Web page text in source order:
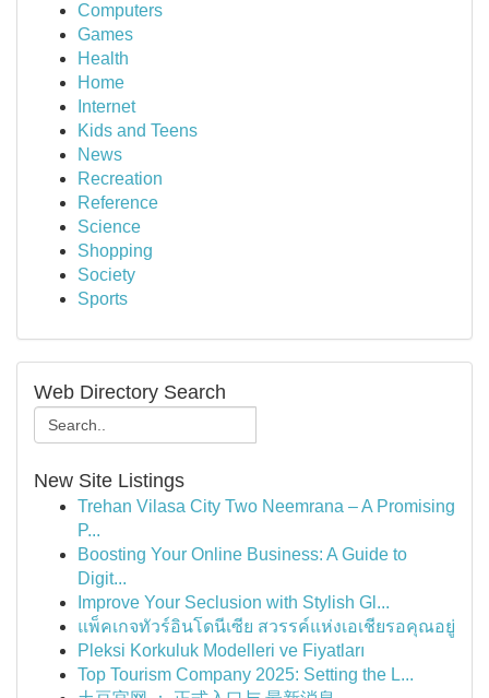
Computers
Games
Health
Home
Internet
Kids and Teens
News
Recreation
Reference
Science
Shopping
Society
Sports
Web Directory Search
New Site Listings
Trehan Vilasa City Two Neemrana – A Promising
P...
Boosting Your Online Business: A Guide to
Digit...
Improve Your Seclusion with Stylish Gl...
แพ็คเกจทัวร์อินโดนีเซีย สวรรค์แห่งเอเชียรอคุณอยู่
Pleksi Korkuluk Modelleri ve Fiyatları
Top Tourism Company 2025: Setting the L...